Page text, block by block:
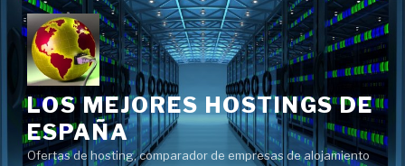
Saltar
contenido
LOS MEJORES HOSTINGS DE
ESPAÑA
Ofertas de hosting, comparador de empresas de alojamiento